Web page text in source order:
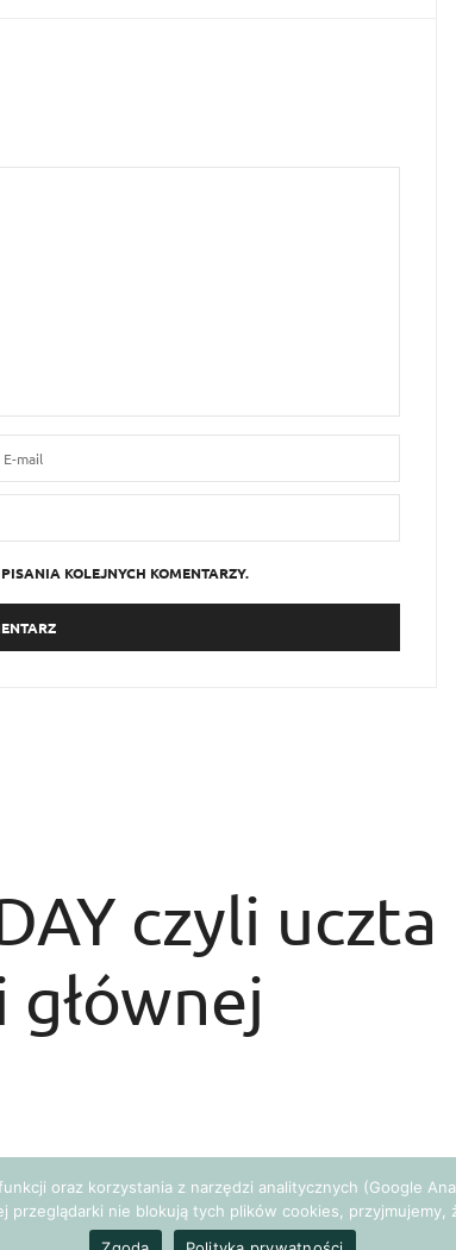
KOLEJNYCH KOMENTARZY.
czyli uczta
wizażystami w kraju, wykłady
z atrakcji, czekające na uczestników Dnia
MAKE UP STAR, który odbędzie się 30 maja w
oraz korzystania z narzędzi analitycznych (Google
przeglądarki nie blokują tych plików cookies,